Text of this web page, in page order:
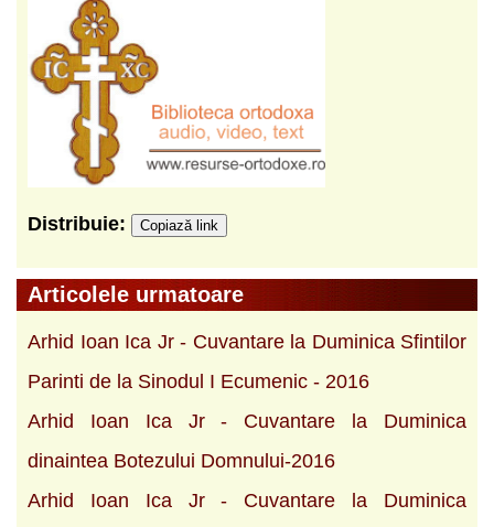
Distribuie: Copiază link
Articolele urmatoare
Arhid Ioan Ica Jr - Cuvantare la Duminica Sfintilor
Parinti de la Sinodul I Ecumenic - 2016
Arhid Ioan Ica Jr - Cuvantare la Duminica
dinaintea Botezului Domnului-2016
Arhid Ioan Ica Jr - Cuvantare la Duminica